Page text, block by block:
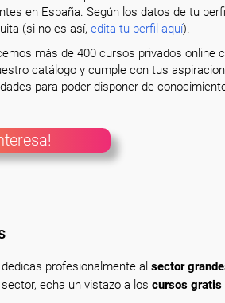
en España. Según los datos de tu
(si no es así, edita tu perfil aquí).
más de 400 cursos privados online
catálogo y cumple con tus
para poder disponer de
profesionalmente al sector
echa un vistazo a los cursos gratis